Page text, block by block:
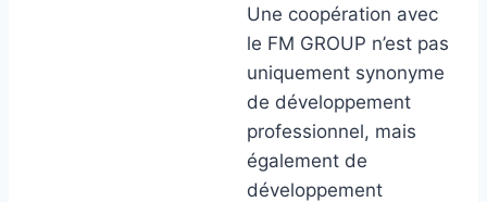
Une coopération avec
le FM GROUP n’est pas
uniquement synonyme
de développement
professionnel, mais
également de
développement